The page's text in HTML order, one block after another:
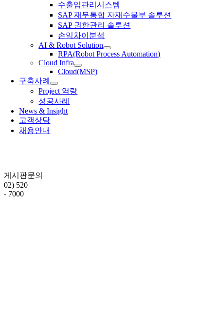
수출입관리시스템
SAP 재무통합 자재수불부 솔루션
SAP 권한관리 솔루션
손익차이분석
AI & Robot Solution
RPA(Robot Process Automation)
Cloud Infra
Cloud(MSP)
구축사례
Project 역량
성공사례
News & Insight
고객상담
채용안내
게시판문의
02) 520
- 7000